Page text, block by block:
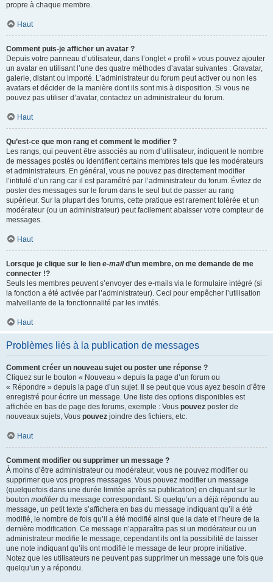
propre à chaque membre.
Haut
Comment puis-je afficher un avatar ?
Depuis votre panneau d’utilisateur, dans l’onglet « profil » vous pouvez ajouter
un avatar en utilisant l’une des quatre méthodes d’avatar suivantes : Gravatar,
galerie, distant ou importé. L’administrateur du forum peut activer ou non les
avatars et décider de la manière dont ils sont mis à disposition. Si vous ne
pouvez pas utiliser d’avatar, contactez un administrateur du forum.
Haut
Qu’est-ce que mon rang et comment le modifier ?
Les rangs, qui peuvent être associés au nom d’utilisateur, indiquent le nombre
de messages postés ou identifient certains membres tels que les modérateurs
et administrateurs. En général, vous ne pouvez pas directement modifier
l’intitulé d’un rang car il est paramétré par l’administrateur du forum. Évitez de
poster des messages sur le forum dans le seul but de passer au rang
supérieur. Sur la plupart des forums, cette pratique est rarement tolérée et un
modérateur (ou un administrateur) peut facilement abaisser votre compteur de
messages.
Haut
Lorsque je clique sur le lien e-maild’un membre, on me demande de me
connecter !?
Seuls les membres peuvent s’envoyer des e-mails via le formulaire intégré (si
la fonction a été activée par l’administrateur). Ceci pour empêcher l’utilisation
malveillante de la fonctionnalité par les invités.
Haut
Problèmes liés à la publication de messages
Comment créer un nouveau sujet ou poster une réponse ?
Cliquez sur le bouton « Nouveau » depuis la page d’un forum ou
« Répondre » depuis la page d’un sujet. Il se peut que vous ayez besoin d’être
enregistré pour écrire un message. Une liste des options disponibles est
affichée en bas de page des forums, exemple : Vous pouvez poster de
nouveaux sujets, Vous pouvez joindre des fichiers, etc.
Haut
Comment modifier ou supprimer un message ?
À moins d’être administrateur ou modérateur, vous ne pouvez modifier ou
supprimer que vos propres messages. Vous pouvez modifier un message
(quelquefois dans une durée limitée après sa publication) en cliquant sur le
bouton modifierdu message correspondant. Si quelqu’un a déjà répondu au
message, un petit texte s’affichera en bas du message indiquant qu’il a été
modifié, le nombre de fois qu’il a été modifié ainsi que la date et l’heure de la
dernière modification. Ce message n’apparaîtra pas si un modérateur ou un
administrateur modifie le message, cependant ils ont la possibilité de laisser
une note indiquant qu’ils ont modifié le message de leur propre initiative.
Notez que les utilisateurs ne peuvent pas supprimer un message une fois que
quelqu’un y a répondu.